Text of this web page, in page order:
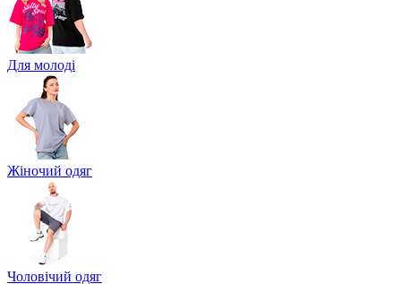
Для молоді
Жіночий одяг
Чоловічий одяг